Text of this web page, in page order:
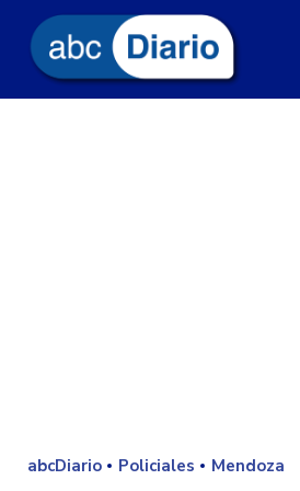
abcDiario Policiales Mendoza